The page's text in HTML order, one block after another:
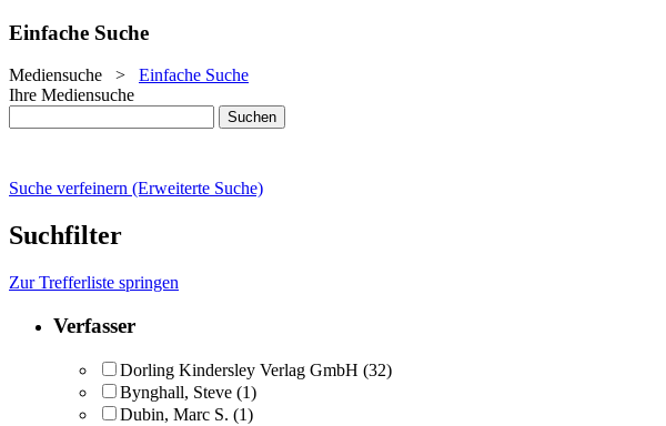
Einfache Suche
Mediensuche > Einfache Suche
Ihre Mediensuche
Suche verfeinern (Erweiterte Suche)
Suchfilter
Zur Trefferliste springen
Verfasser
Dorling Kindersley Verlag GmbH (32)
Bynghall, Steve (1)
Dubin, Marc S. (1)